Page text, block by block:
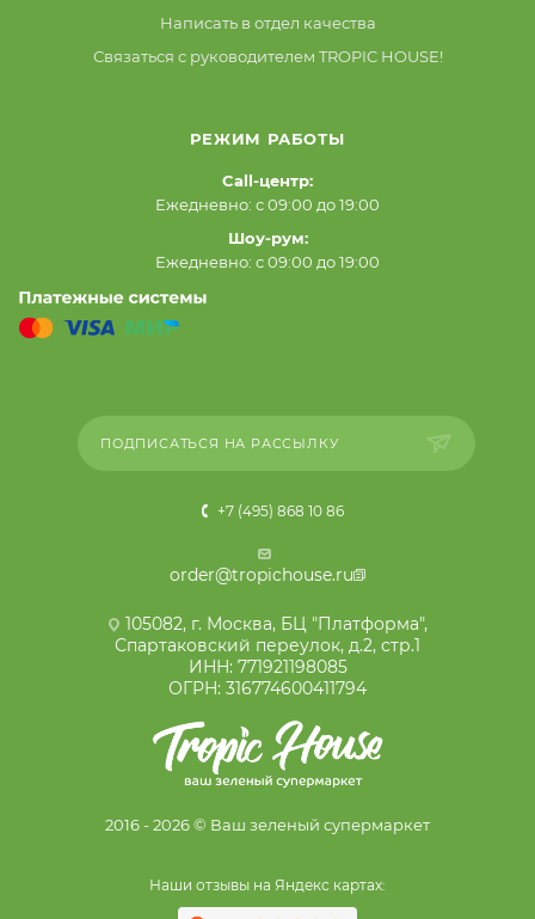
Написать в отдел качества
Связаться с руководителем TROPIC HOUSE!
РЕЖИМ РАБОТЫ
Call-центр:
Ежедневно: с 09:00 до 19:00
Шоу-рум:
Ежедневно: с 09:00 до 19:00
ПОДПИСАТЬСЯ НА РАССЫЛКУ
+7 (495) 868 10 86
order@tropichouse.ru
105082, г. Москва, БЦ "Платформа",
Спартаковский переулок, д.2, стр.1
ИНН: 771921198085
ОГРН: 316774600411794
2016 - 2026 © Ваш зеленый супермаркет
Наши отзывы на Яндекс картах: